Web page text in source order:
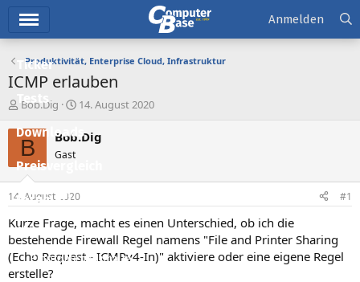
Ticker
Tests
Downloads
Preisvergleich
Forum
Aktuelles
Empfohlene Inhalte
Anmelden
Produktivität, Enterprise Cloud, Infrastruktur
ICMP erlauben
E
s
e
e
r
Bob.Dig
E
s
l
t
a
m
14. August 2020
B Bob.Dig
Gast
14. August 2020 #1
Kurze Frage, macht es einen Unterschied, ob ich die
bestehende Firewall Regel namens "File and Printer Sharing
(Echo Request - ICMPv4-In)" aktiviere oder eine eigene Regel
erstelle?